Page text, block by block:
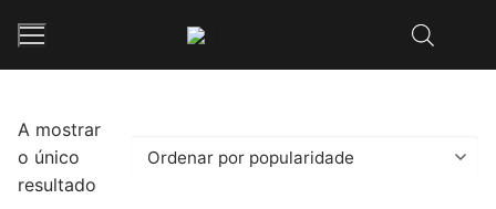
para
conteúdo
Inicio
A mostrar
o único
resultado